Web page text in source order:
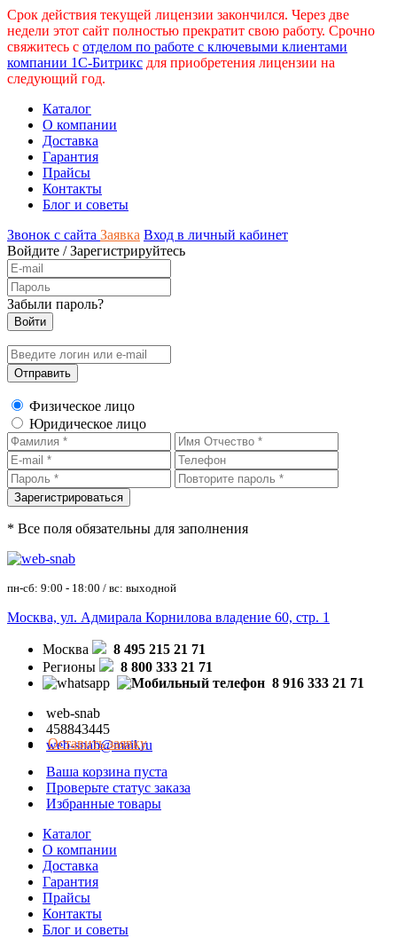
Срок действия текущей лицензии закончился. Через две
недели этот сайт полностью прекратит свою работу. Срочно
свяжитесь с отделом по работе с ключевыми клиентами
компании 1С-Битрикс для приобретения лицензии на
следующий год.
Каталог
О компании
Доставка
Гарантия
Прайсы
Контакты
Блог и советы
Звонок с сайта Заявка Вход в личный кабинет
Войдите /Зарегистрируйтесь
Забыли пароль?
Физическое лицо
Юридическое лицо
* Все поля обязательны для заполнения
пн-сб: 9:00 - 18:00 / вс: выходной
Москва, ул. Адмирала Корнилова владение 60, стр. 1
Москва
8 495 215 21 71
Регионы
8 800 333 21 71
8 916 333 21 71
web-snab
458843445
web-snab@mail.ru
Оставить заявку
Ваша корзина пуста
Проверьте статус заказа
Избранные товары
Каталог
О компании
Доставка
Гарантия
Прайсы
Контакты
Блог и советы